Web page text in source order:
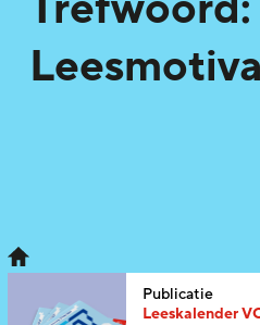
Publicatie
Leeskalender